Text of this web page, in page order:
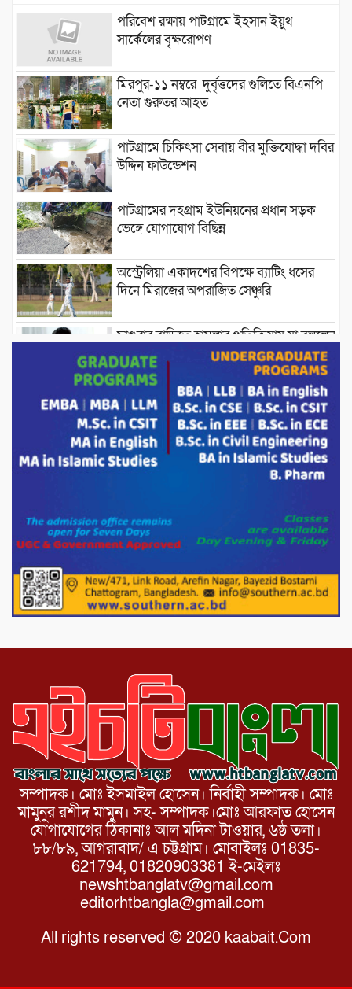
পরিবেশ রক্ষায় পাটগ্রামে ইহসান ইয়ুথ
সার্কেলের বৃক্ষরোপণ
মিরপুর-১১ নম্বরে দুর্বৃত্তদের গুলিতে বিএনপি
নেতা গুরুতর আহত
পাটগ্রামে চিকিৎসা সেবায় বীর মুক্তিযোদ্ধা দবির
উদ্দিন ফাউন্ডেশন
পাটগ্রামের দহগ্রাম ইউনিয়নের প্রধান সড়ক
ভেঙ্গে যোগাযোগ বিছিন্ন
অস্ট্রেলিয়া একাদশের বিপক্ষে ব্যাটিং ধসের
দিনে মিরাজের অপরাজিত সেঞ্চুরি
মাগুরার বাড়িতে হামলার প্রতিক্রিয়ায় যা বললেন
সাকিব।
দেশীয় পাঁচ প্রজাতির ছোট মাছে উদ্বেগজনক
মাত্রায় মাইক্রোপ্লাস্টিকের উপস্থিতি শনাক্ত ।
সরকারকে ব্যর্থ করতে দেশের বিরুদ্ধে একটি
দল চক্রান্ত চালিয়ে যাচ্ছে : রিজভী
দেশের বাজারে ভরিতে ১০ হাজার টাকা সোনার
দাম বাড়ানোর ঘোষণা।
ভারপ্রাপ্ত রাষ্ট্রপতি হাফিজ উদ্দিন আহমদের
সাথে এইচটি বাংলা অনলাইন পোর্টাল ও আইপি
সম্পাদক। মোঃ ইসমাইল হোসেন। নির্বাহী সম্পাদক। মোঃ
মামুনুর রশীদ মামুন। সহ- সম্পাদক।মোঃ আরফাত হোসেন
যোগাযোগের ঠিকানাঃ আল মদিনা টাওয়ার, ৬ষ্ঠ তলা।
৮৮/৮৯, আগরাবাদ/ এ চট্টগ্রাম। মোবাইলঃ 01835-
621794, 01820903381 ই-মেইলঃ
newshtbanglatv@gmail.com
editorhtbangla@gmail.com
All rights reserved © 2020 kaabait.Com